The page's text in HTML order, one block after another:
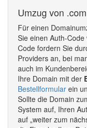
Umzug von
Für einen
Sie einen Auth-
Code fordern Sie
Providers an, bei
auch im
Ihre Domain mit der
Bestellformular ein
Sollte die Domain
System auf, Ihren
auf „weiter zum